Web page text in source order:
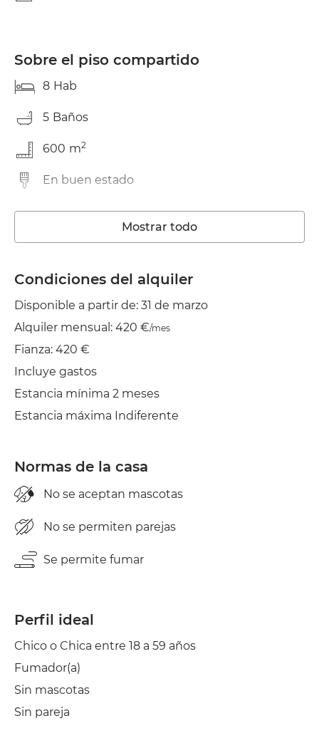
Sobre el piso compartido
8 Hab
5 Baños
600 m2
En buen estado
Trastero
Lavadora
Piscina Propia
Wifi
Jardín/Terraza
Tendedero
Mostrar todo
Condiciones del alquiler
Disponible a partir de: 31 de marzo
Alquiler mensual: 420 €/mes
Fianza: 420 €
Incluye gastos
Estancia mínima 2 meses
Estancia máxima Indiferente
Normas de la casa
No se aceptan mascotas
No se permiten parejas
Se permite fumar
Perfil ideal
Chico o Chica entre 18 a 59 años
Fumador(a)
Sin mascotas
Sin pareja